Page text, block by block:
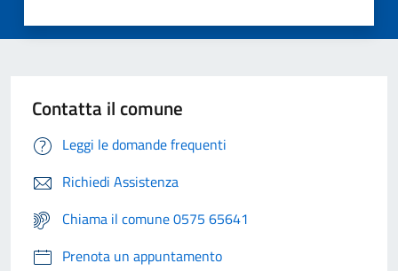
Contatta il comune
Leggi le domande frequenti
Richiedi Assistenza
Chiama il comune 0575 65641
Prenota un appuntamento